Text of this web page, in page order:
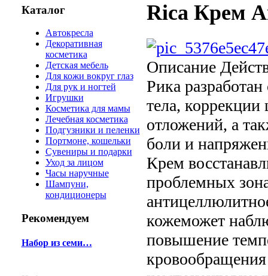
Каталог
Автокресла
Декоративная
косметика
Детская мебель
Для кожи вокруг глаз
Для рук и ногтей
Игрушки
Косметика для мамы
Лечебная косметика
Подгузники и пеленки
Портмоне, кошельки
Сувениры и подарки
Уход за лицом
Часы наручные
Шампуни,
кондиционеры
Рекомендуем
Набор из семи…
Rica Крем
Описание
Рика
тела,
отложений, а
боли и
Крем
проблемных
кожеможет
повышение